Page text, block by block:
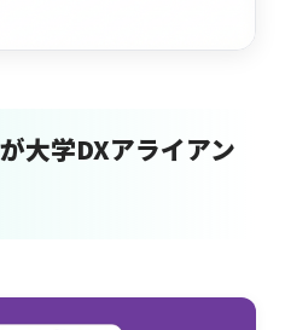
大学DXアライアン